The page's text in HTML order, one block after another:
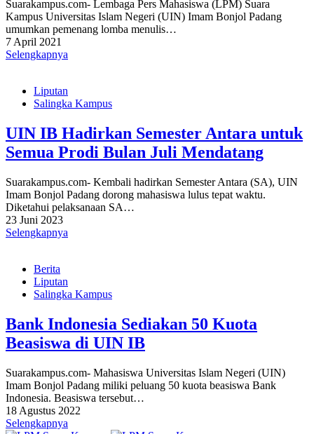
Suarakampus.com- Lembaga Pers Mahasiswa (LPM) Suara
Kampus Universitas Islam Negeri (UIN) Imam Bonjol Padang
umumkan pemenang lomba menulis…
7 April 2021
Selengkapnya
Liputan
Salingka Kampus
UIN IB Hadirkan Semester Antara untuk
Semua Prodi Bulan Juli Mendatang
Suarakampus.com- Kembali hadirkan Semester Antara (SA), UIN
Imam Bonjol Padang dorong mahasiswa lulus tepat waktu.
Diketahui pelaksanaan SA…
23 Juni 2023
Selengkapnya
Berita
Liputan
Salingka Kampus
Bank Indonesia Sediakan 50 Kuota
Beasiswa di UIN IB
Suarakampus.com- Mahasiswa Universitas Islam Negeri (UIN)
Imam Bonjol Padang miliki peluang 50 kuota beasiswa Bank
Indonesia. Beasiswa tersebut…
18 Agustus 2022
Selengkapnya